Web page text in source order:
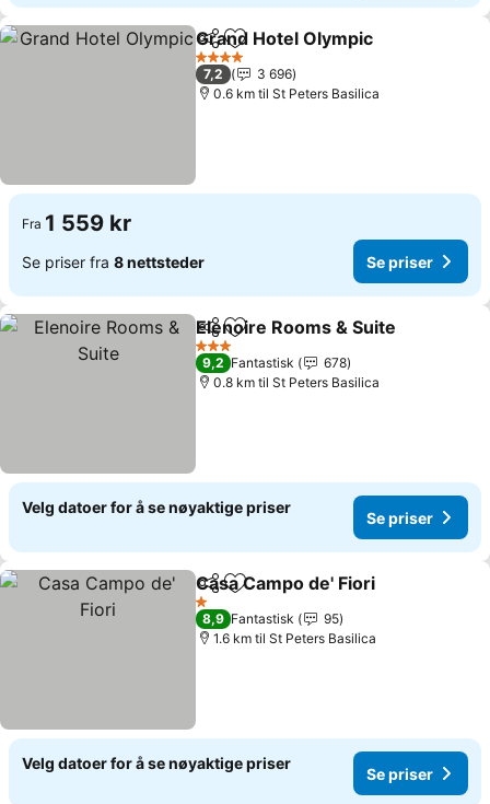
Del Legg til i favoritter
Grand Hotel Olympic
4 Stjerner
7,2
3 696
0.6 km til St Peters Basilica
Fra 1 559 kr
Se priser fra 8 nettsteder Se priser
Del Legg til i favoritter
Elenoire Rooms & Suite
3 Stjerner
9,2 Fantastisk
678
0.8 km til St Peters Basilica
Velg datoer for å se nøyaktige priser
Se priser
Del Legg til i favoritter
Casa Campo de' Fiori
1 Stjerner
8,9 Fantastisk
95
1.6 km til St Peters Basilica
Velg datoer for å se nøyaktige priser
Se priser